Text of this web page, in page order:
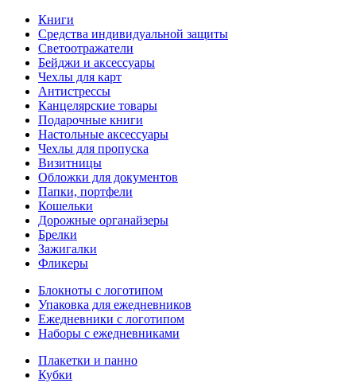
Книги
Средства индивидуальной защиты
Светоотражатели
Бейджи и аксессуары
Чехлы для карт
Антистрессы
Канцелярские товары
Подарочные книги
Настольные аксессуары
Чехлы для пропуска
Визитницы
Обложки для документов
Папки, портфели
Кошельки
Дорожные органайзеры
Брелки
Зажигалки
Фликеры
Блокноты с логотипом
Упаковка для ежедневников
Ежедневники с логотипом
Наборы с ежедневниками
Плакетки и панно
Кубки